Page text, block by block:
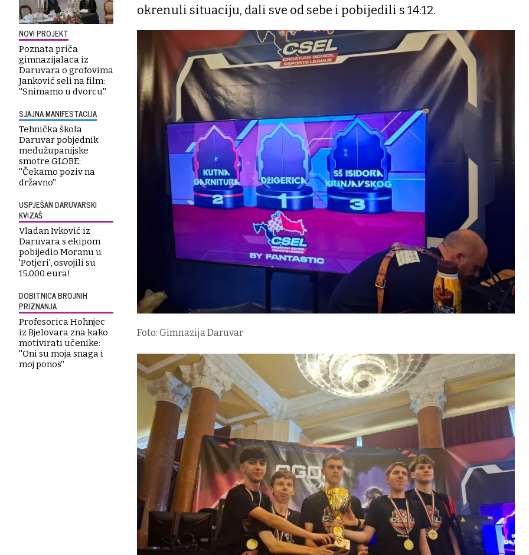
NOVI PROJEKT
Poznata priča
gimnazijalaca iz
Daruvara o grofovima
Janković seli na film:
''Snimamo u dvorcu''
SJAJNA MANIFESTACIJA
Tehnička škola
Daruvar pobjednik
međužupanijske
smotre GLOBE:
''Čekamo poziv na
državno''
USPJEŠAN DARUVARSKI
KVIZAŠ
Vladan Ivković iz
Daruvara s ekipom
pobijedio Moranu u
'Potjeri', osvojili su
15.000 eura!
DOBITNICA BROJNIH
PRIZNANJA
Profesorica Hohnjec
iz Bjelovara zna kako
motivirati učenike:
''Oni su moja snaga i
moj ponos''
okrenuli situaciju, dali sve od sebe i pobijedili s 14:12.
Foto: Gimnazija Daruvar